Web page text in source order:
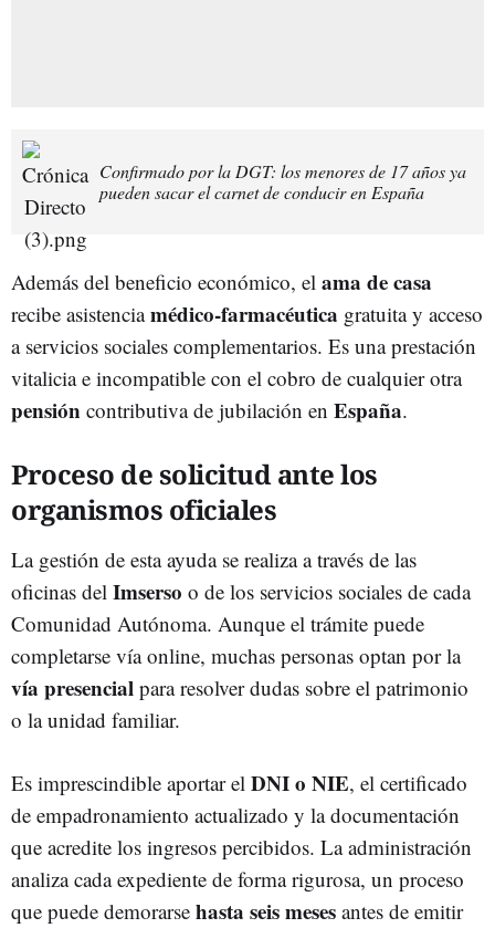
Confirmado por la DGT: los menores de 17 años ya
pueden sacar el carnet de conducir en España
Además del beneficio económico, el ama de casa
recibe asistenciamédico-farmacéutica gratuita y acceso
a servicios sociales complementarios. Es una prestación
vitalicia e incompatible con el cobro de cualquier otra
pensión contributiva de jubilación en España.
Proceso de solicitud ante los
organismos oficiales
La gestión de esta ayuda se realiza a través de las
oficinas del Imserso o de los servicios sociales de cada
Comunidad Autónoma. Aunque el trámite puede
completarse vía online, muchas personas optan por la
vía presencial para resolver dudas sobre el patrimonio
o la unidad familiar.
Es imprescindible aportar el DNI o NIE, el certificado
de empadronamiento actualizado y la documentación
que acredite los ingresos percibidos. La administración
analiza cada expediente de forma rigurosa, un proceso
que puede demorarse hasta seis meses antes de emitir